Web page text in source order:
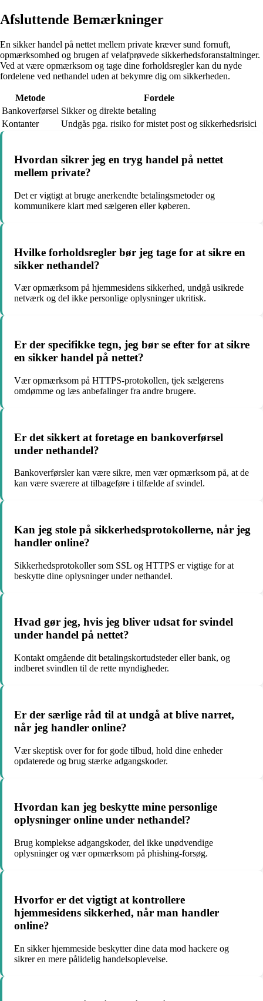
Afsluttende Bemærkninger
En sikker handel på nettet mellem private kræver sund fornuft,
opmærksomhed og brugen af velafprøvede sikkerhedsforanstaltninger.
Ved at være opmærksom og tage dine forholdsregler kan du nyde
fordelene ved nethandel uden at bekymre dig om sikkerheden.
Metode
Fordele
Bankoverførsel Sikker og direkte betaling
Kontanter
Undgås pga. risiko for mistet post og sikkerhedsrisici
Hvordan sikrer jeg en tryg handel på nettet
mellem private?
Det er vigtigt at bruge anerkendte betalingsmetoder og
kommunikere klart med sælgeren eller køberen.
Hvilke forholdsregler bør jeg tage for at sikre en
sikker nethandel?
Vær opmærksom på hjemmesidens sikkerhed, undgå usikrede
netværk og del ikke personlige oplysninger ukritisk.
Er der specifikke tegn, jeg bør se efter for at sikre
en sikker handel på nettet?
Vær opmærksom på HTTPS-protokollen, tjek sælgerens
omdømme og læs anbefalinger fra andre brugere.
Er det sikkert at foretage en bankoverførsel
under nethandel?
Bankoverførsler kan være sikre, men vær opmærksom på, at de
kan være sværere at tilbageføre i tilfælde af svindel.
Kan jeg stole på sikkerhedsprotokollerne, når jeg
handler online?
Sikkerhedsprotokoller som SSL og HTTPS er vigtige for at
beskytte dine oplysninger under nethandel.
Hvad gør jeg, hvis jeg bliver udsat for svindel
under handel på nettet?
Kontakt omgående dit betalingskortudsteder eller bank, og
indberet svindlen til de rette myndigheder.
Er der særlige råd til at undgå at blive narret,
når jeg handler online?
Vær skeptisk over for for gode tilbud, hold dine enheder
opdaterede og brug stærke adgangskoder.
Hvordan kan jeg beskytte mine personlige
oplysninger online under nethandel?
Brug komplekse adgangskoder, del ikke unødvendige
oplysninger og vær opmærksom på phishing-forsøg.
Hvorfor er det vigtigt at kontrollere
hjemmesidens sikkerhed, når man handler
online?
En sikker hjemmeside beskytter dine data mod hackere og
sikrer en mere pålidelig handelsoplevelse.